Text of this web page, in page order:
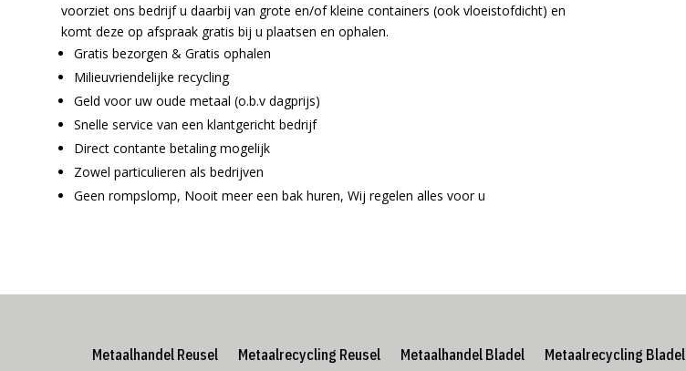
voorziet ons bedrijf u daarbij van grote en/of kleine containers (ook vloeistofdicht) en
komt deze op afspraak gratis bij u plaatsen en ophalen.
Gratis bezorgen & Gratis ophalen
Milieuvriendelijke recycling
Geld voor uw oude metaal (o.b.v dagprijs)
Snelle service van een klantgericht bedrijf
Direct contante betaling mogelijk
Zowel particulieren als bedrijven
Geen rompslomp, Nooit meer een bak huren, Wij regelen alles voor u
Metaalhandel Reusel Metaalrecycling Reusel Metaalhandel Bladel Metaalrecycling Bladel